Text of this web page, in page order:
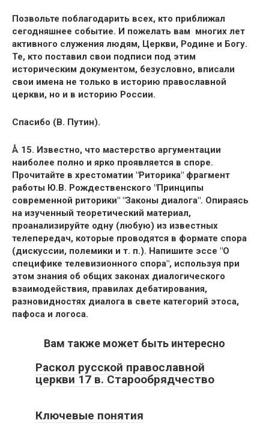
Позвольте поблагодарить всех, кто приближал
сегодняшнее событие. И пожелать вам многих лет
активного служения людям, Церкви, Родине и Богу.
Те, кто поставил свои подписи под этим
историческим документом, безусловно, вписали
свои имена не только в историю православной
церкви, но и в историю России.
Спасибо (В. Путин).
Å 15. Известно, что мастерство аргументации
наиболее полно и ярко проявляется в споре.
Прочитайте в хрестоматии "Риторика" фрагмент
работы Ю.В. Рождественского "Принципы
современной риторики" "Законы диалога". Опираясь
на изученный теоретический материал,
проанализируйте одну (любую) из известных
телепередач, которые проводятся в формате спора
(дискуссии, полемики и т. п.). Напишите эссе "О
специфике телевизионного спора", используя при
этом знания об общих законах диалогического
взаимодействия, правилах дебатирования,
разновидностях диалога в свете категорий этоса,
пафоса и логоса.
Вам также может быть интересно
Раскол русской православной
церкви 17 в. Старообрядчество
Ключевые понятия